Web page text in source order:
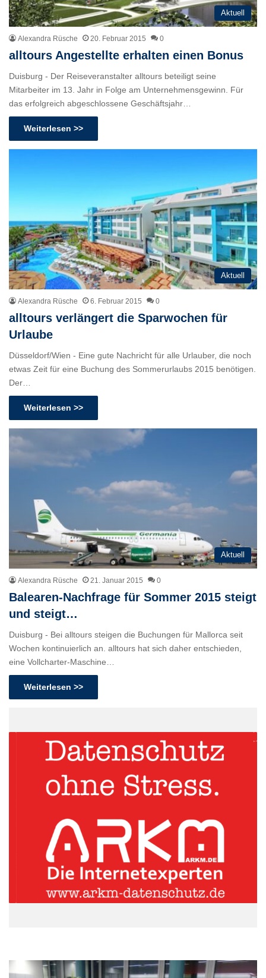
Aktuell
Alexandra Rüsche 20. Februar 2015 0
alltours Angestellte erhalten einen Bonus
Duisburg - Der Reiseveranstalter alltours beteiligt seine
Mitarbeiter im 13. Jahr in Folge am Unternehmensgewinn. Für
das erfolgreich abgeschlossene Geschäftsjahr…
Weiterlesen >>
Aktuell
Alexandra Rüsche 6. Februar 2015 0
alltours verlängert die Sparwochen für
Urlaube
Düsseldorf/Wien - Eine gute Nachricht für alle Urlauber, die noch
etwas Zeit für eine Buchung des Sommerurlaubs 2015 benötigen.
Der…
Weiterlesen >>
Aktuell
Alexandra Rüsche 21. Januar 2015 0
Balearen-Nachfrage für Sommer 2015 steigt
und steigt…
Duisburg - Bei alltours steigen die Buchungen für Mallorca seit
Wochen kontinuierlich an. alltours hat sich daher entschieden,
eine Vollcharter-Maschine…
Weiterlesen >>